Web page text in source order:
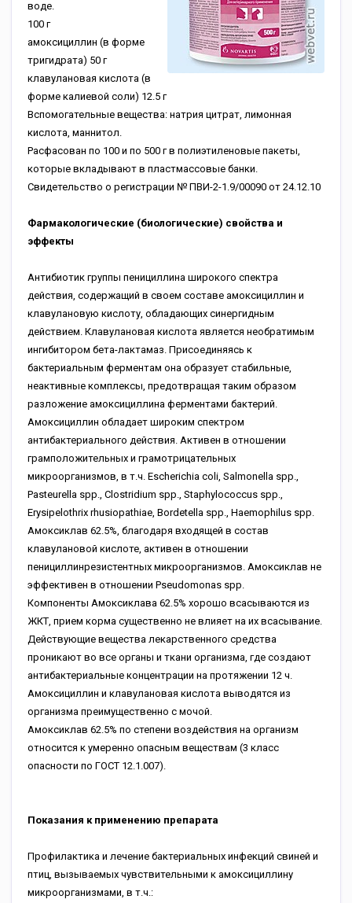
воде.
100 г
амоксициллин (в форме
тригидрата) 50 г
клавулановая кислота (в
форме калиевой соли) 12.5 г
Вспомогательные вещества: натрия цитрат, лимонная
кислота, маннитол.
Расфасован по 100 и по 500 г в полиэтиленовые пакеты,
которые вкладывают в пластмассовые банки.
Свидетельство о регистрации № ПВИ-2-1.9/00090 от 24.12.10
Фармакологические (биологические) свойства и
эффекты
Антибиотик группы пенициллина широкого спектра
действия, содержащий в своем составе амоксициллин и
клавулановую кислоту, обладающих синергидным
действием. Клавулановая кислота является необратимым
ингибитором бета-лактамаз. Присоединяясь к
бактериальным ферментам она образует стабильные,
неактивные комплексы, предотвращая таким образом
разложение амоксициллина ферментами бактерий.
Амоксициллин обладает широким спектром
антибактериального действия. Активен в отношении
грамположительных и грамотрицательных
микроорганизмов, в т.ч. Escherichia coli, Salmonella spp.,
Pasteurella spp., Clostridium spp., Staphylococcus spp.,
Erysipelothrix rhusiopathiae, Bordetella spp., Haemophilus spp.
Амоксиклав 62.5%, благодаря входящей в состав
клавулановой кислоте, активен в отношении
пенициллинрезистентных микроорганизмов. Амоксиклав не
эффективен в отношении Pseudomonas spp.
Компоненты Амоксиклава 62.5% хорошо всасываются из
ЖКТ, прием корма существенно не влияет на их всасывание.
Действующие вещества лекарственного средства
проникают во все органы и ткани организма, где создают
антибактериальные концентрации на протяжении 12 ч.
Амоксициллин и клавулановая кислота выводятся из
организма преимущественно с мочой.
Амоксиклав 62.5% по степени воздействия на организм
относится к умеренно опасным веществам (3 класс
опасности по ГОСТ 12.1.007).
Показания к применению препарата
Профилактика и лечение бактериальных инфекций свиней и
птиц, вызываемых чувствительными к амоксициллину
микроорганизмами, в т.ч.: